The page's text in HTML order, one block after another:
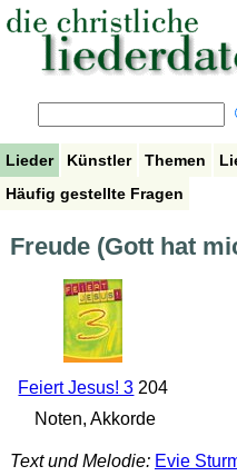
Lieder Künstler Themen
Häufig gestellte Fragen
Freude (Gott hat
Feiert Jesus! 3 204
Noten, Akkorde
Text und Melodie: Evie